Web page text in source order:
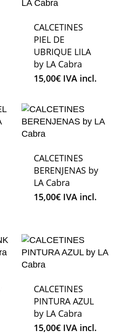
CALCETINES
PIEL DE
UBRIQUE LILA
by LA Cabra
15,00€ IVA incl.
CALCETINES
BERENJENAS by
LA Cabra
15,00€ IVA incl.
CALCETINES
PINTURA AZUL
by LA Cabra
15,00€ IVA incl.